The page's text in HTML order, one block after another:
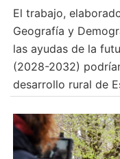
El trabajo,
Geografía y
las ayudas de la
(2028-2032)
desarrollo rural de